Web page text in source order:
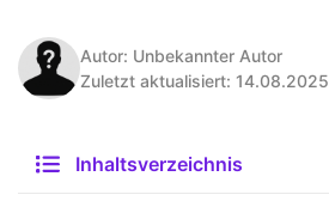
Autor: Unbekannter Autor
Zuletzt aktualisiert: 14.08.2025
Inhaltsverzeichnis